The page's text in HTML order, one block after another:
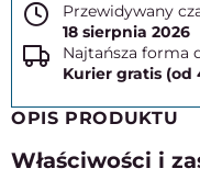
Przewidywany
18 sierpnia 2026
Najtańsza forma
Kurier gratis (od
OPIS PRODUKTU
Właściwości i